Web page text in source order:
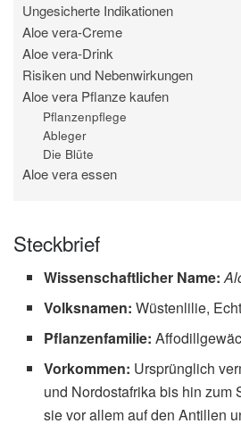
Ungesicherte Indikationen
Aloe vera-Creme
Aloe vera-Drink
Risiken und Nebenwirkungen
Aloe vera Pflanze kaufen
Pflanzenpflege
Ableger
Die Blüte
Aloe vera essen
Steckbrief
Wissenschaftlicher Name:
Volksnamen: Wüstenlilie,
Pflanzenfamilie:
Vorkommen: Ursprünglich
und Nordostafrika bis hin zum
sie vor allem auf den Antillen